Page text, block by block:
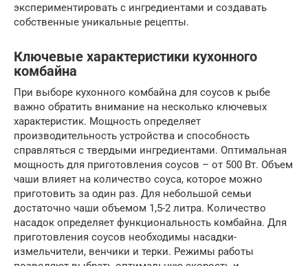
экспериментировать с ингредиентами и создавать
собственные уникальные рецепты.
Ключевые характеристики кухонного
комбайна
При выборе кухонного комбайна для соусов к рыбе
важно обратить внимание на несколько ключевых
характеристик. Мощность определяет
производительность устройства и способность
справляться с твердыми ингредиентами. Оптимальная
мощность для приготовления соусов – от 500 Вт. Объем
чаши влияет на количество соуса, которое можно
приготовить за один раз. Для небольшой семьи
достаточно чаши объемом 1,5-2 литра. Количество
насадок определяет функциональность комбайна. Для
приготовления соусов необходимы насадки-
измельчители, венчики и терки. Режимы работы